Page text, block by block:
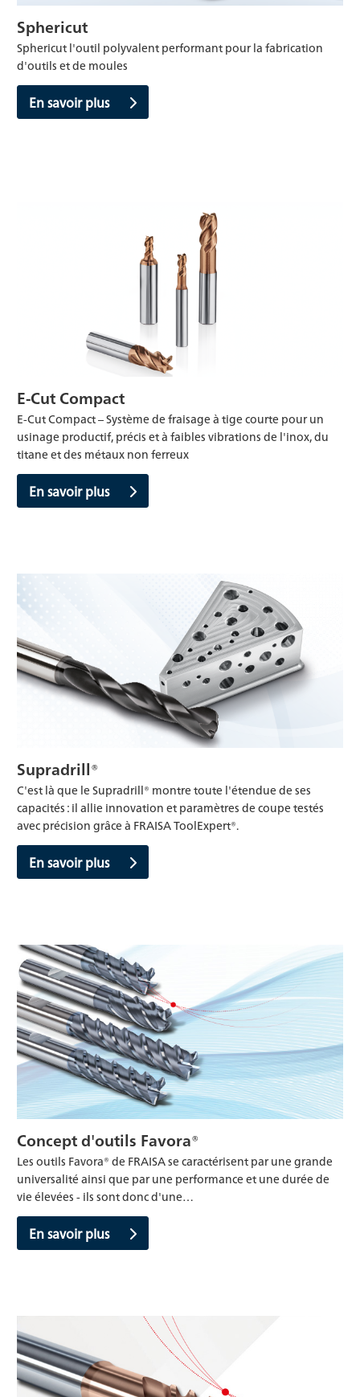
Sphericut
Sphericut l'outil polyvalent performant pour la fabrication
d'outils et de moules
En savoir plus
E-Cut Compact
E-Cut Compact – Système de fraisage à tige courte pour un
usinage productif, précis et à faibles vibrations de l'inox, du
titane et des métaux non ferreux
En savoir plus
Supradrill®
C'est là que le Supradrill® montre toute l'étendue de ses
capacités : il allie innovation et paramètres de coupe testés
avec précision grâce à FRAISA ToolExpert®.
En savoir plus
Concept d'outils Favora®
Les outils Favora® de FRAISA se caractérisent par une grande
universalité ainsi que par une performance et une durée de
vie élevées - ils sont donc d'une…
En savoir plus